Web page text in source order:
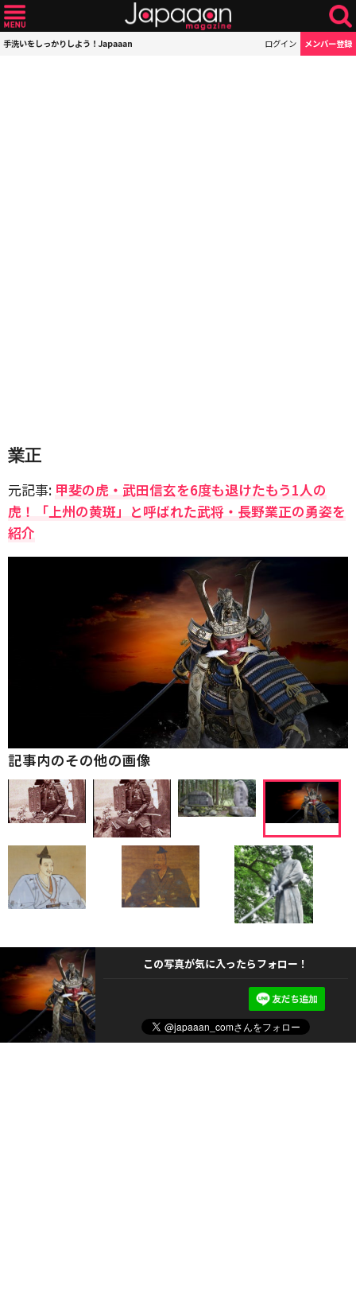
手洗いをしっかりしよう！Japaaan ログイン メンバー登録
業正
元記事: 甲斐の虎・武田信玄を6度も退けたもう1人の
虎！「上州の黄斑」と呼ばれた武将・長野業正の勇姿を
紹介
記事内のその他の画像
この写真が気に入ったらフォロー！